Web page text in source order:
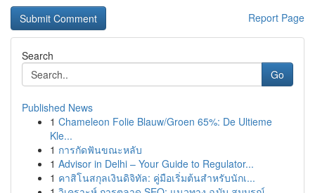
Report Page
Search
Go
Published News
1 Chameleon Folie Blauw/Groen 65%: De Ultieme
Kle...
1 การกัดฟันขณะหลับ
1 Advisor in Delhi – Your Guide to Regulator...
1 คาสิโนสกุลเงินดิจิทัล: คู่มือเริ่มต้นสำหรับนักเ...